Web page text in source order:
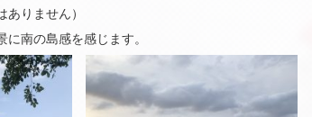
ありません）
南の島感を感じます。